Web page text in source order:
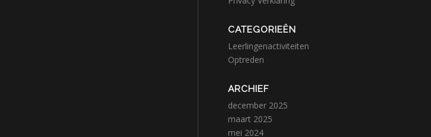
CATEGORIEËN
Leerlingenactiviteiten
Optreden
ARCHIEF
december 2025
maart 2025
mei 2024